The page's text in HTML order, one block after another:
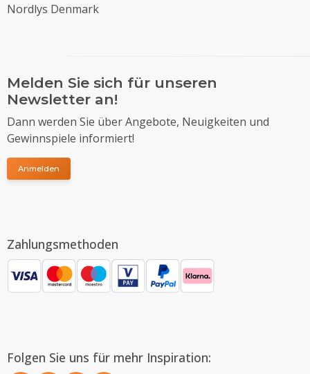
Nordlys Denmark
Melden Sie sich für unseren
Newsletter an!
Dann werden Sie über Angebote, Neuigkeiten und
Gewinnspiele informiert!
Anmelden
Zahlungsmethoden
Folgen Sie uns für mehr Inspiration: